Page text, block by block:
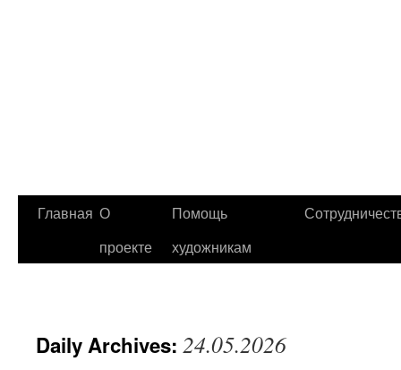
Главная О
проекте
Помощь
художникам
Daily Archives: 24.05.2026